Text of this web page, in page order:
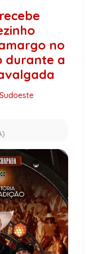
no
durante a